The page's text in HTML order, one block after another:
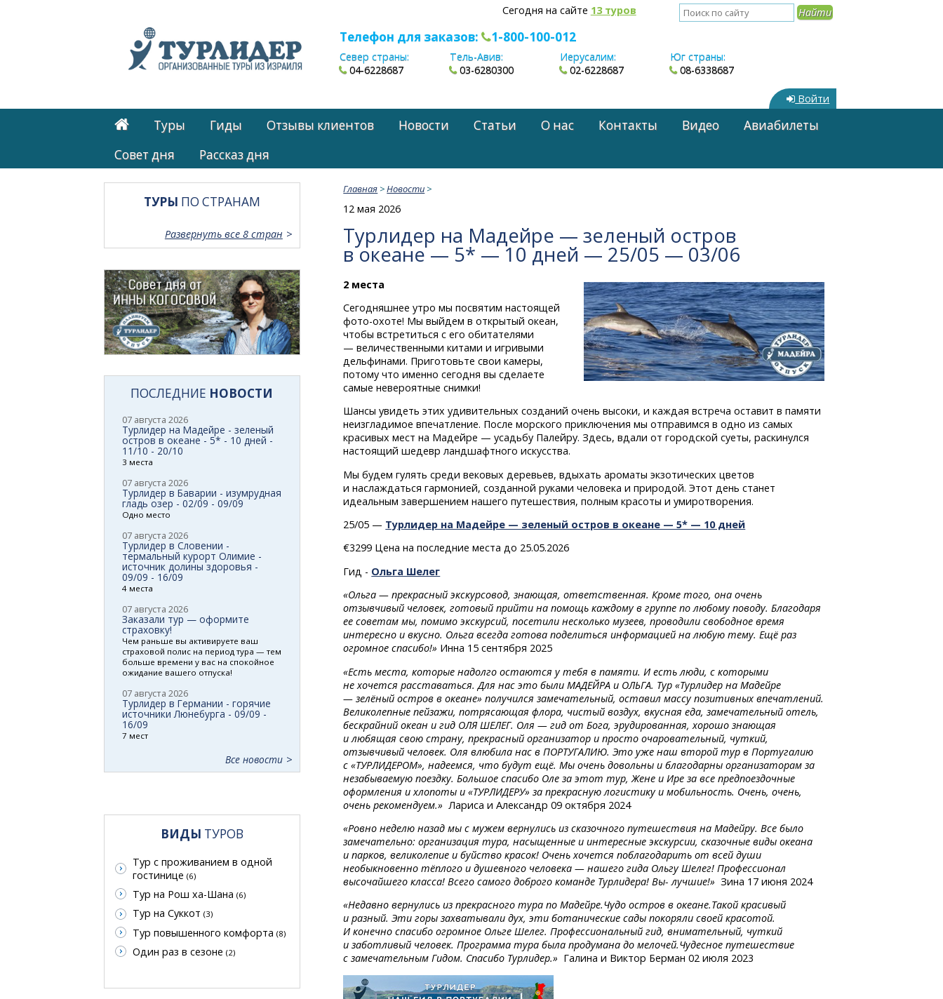
Сегодня на сайте 13 туров
Телефон для заказов: 1-800-100-012
Север страны:
04-6228687
Тель-Авив:
03-6280300
Иерусалим:
02-6228687
Юг страны:
08-6338687
Войти
Туры Гиды Отзывы клиентов Новости Статьи О нас Контакты Видео
Авиабилеты
Cовет дня
Рассказ дня
Главная >Новости >
12 мая 2026
Турлидер на Мадейре — зеленый остров
в океане — 5* — 10 дней — 25/05 — 03/06
2 места
Сегодняшнее утро мы посвятим настоящей
фото-охоте! Мы выйдем в открытый океан,
чтобы встретиться с его обитателями
— величественными китами и игривыми
дельфинами. Приготовьте свои камеры,
потому что именно сегодня вы сделаете
самые невероятные снимки!
Шансы увидеть этих удивительных созданий очень высоки, и каждая встреча оставит в памяти
неизгладимое впечатление. После морского приключения мы отправимся в одно из самых
красивых мест на Мадейре — усадьбу Палейру. Здесь, вдали от городской суеты, раскинулся
настоящий шедевр ландшафтного искусства.
Мы будем гулять среди вековых деревьев, вдыхать ароматы экзотических цветов
и наслаждаться гармонией, созданной руками человека и природой. Этот день станет
идеальным завершением нашего путешествия, полным красоты и умиротворения.
25/05 — Турлидер на Мадейре — зеленый остров в океане — 5* — 10 дней
€3299 Цена на последние места до 25.05.2026
Гид - Ольга Шелег
«Ольга — прекрасный экскурсовод, знающая, ответственная. Кроме того, она очень
отзывчивый человек, готовый прийти на помощь каждому в группе по любому поводу. Благодаря
ее советам мы, помимо экскурсий, посетили несколько музеев, проводили свободное время
интересно и вкусно. Ольга всегда готова поделиться информацией на любую тему. Ещё раз
огромное спасибо!» Инна 15 сентября 2025
«Есть места, которые надолго остаются у тебя в памяти. И есть люди, с которыми
не хочется расставаться. Для нас это были МАДЕЙРА и ОЛЬГА. Тур «Турлидер на Мадейре
— зелёный остров в океане» получился замечательный, оставил массу позитивных впечатлений.
Великолепные пейзажи, потрясающая флора, чистый воздух, вкусная еда, замечательный отель,
бескрайний океан и гид ОЛЯ ШЕЛЕГ. Оля — гид от Бога, эрудированная, хорошо знающая
и любящая свою страну, прекрасный организатор и просто очаровательный, чуткий,
отзывчивый человек. Оля влюбила нас в ПОРТУГАЛИЮ. Это уже наш второй тур в Португалию
с «ТУРЛИДЕРОМ», надеемся, что будут ещё. Мы очень довольны и благодарны организаторам за
незабываемую поездку. Большое спасибо Оле за этот тур, Жене и Ире за все предпоездочные
оформления и хлопоты и «ТУРЛИДЕРУ» за прекрасную логистику и мобильность. Очень, очень,
очень рекомендуем.» Лариса и Александр 09 октября 2024
«Ровно неделю назад мы с мужем вернулись из сказочного путешествия на Мадейру. Все было
замечательно: организация тура, насыщенные и интересные экскурсии, сказочные виды океана
и парков, великолепие и буйство красок! Очень хочется поблагодарить от всей души
необыкновенно тёплого и душевного человека — нашего гида Ольгу Шелег! Профессионал
высочайшего класса! Всего самого доброго команде Турлидера! Вы- лучшие!» Зина 17 июня 2024
«Недавно вернулись из прекрасного тура по Мадейре.Чудо остров в океане.Такой красивый
и разный. Эти горы захватывали дух, эти ботанические сады покоряли своей красотой.
И конечно спасибо огромное Ольге Шелег. Профессиональный гид, внимательный, чуткий
и заботливый человек. Программа тура была продумана до мелочей.Чудесное путешествие
с замечательным Гидом. Спасибо Турлидер.» Галина и Виктор Берман 02 июля 2023
ТУРЫ ПО СТРАНАМ
Развернуть все 8 стран
ПОСЛЕДНИЕ НОВОСТИ
07 августа 2026
Турлидер на Мадейре - зеленый
остров в океане - 5* - 10 дней -
11/10 - 20/10
3 места
07 августа 2026
Турлидер в Баварии - изумрудная
гладь озер - 02/09 - 09/09
Одно место
07 августа 2026
Турлидер в Словении -
термальный курорт Олимие -
источник долины здоровья -
09/09 - 16/09
4 места
07 августа 2026
Заказали тур — оформите
страховку!
Чем раньше вы активируете ваш
страховой полис на период тура — тем
больше времени у вас на спокойное
ожидание вашего отпуска!
07 августа 2026
Турлидер в Германии - горячие
источники Люнебурга - 09/09 -
16/09
7 мест
Все новости
ВИДЫ ТУРОВ
Тур с проживанием в одной
гостинице (6)
Тур на Рош ха-Шана (6)
Тур на Суккот (3)
Тур повышенного комфорта (8)
Один раз в сезоне (2)